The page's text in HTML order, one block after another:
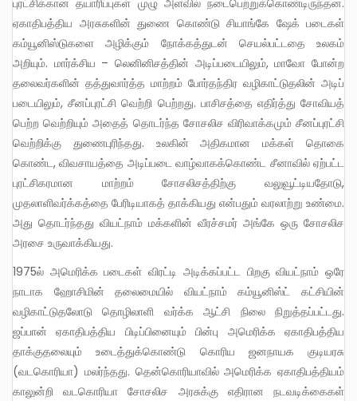
ஏகாதிபத்திய அரசுகளின் துணை கொண்டு சியாங்கே ஷேக் படைகள்
கம்யூனிஸ்டுகளை அழிக்கும் நோக்கத்துடன் செயல்பட்டதை உலகம்
அறியும். மார்க்சிய – லெனினிசத்தின் அடிப்படையிலும், மாவோ போன்ற
தலைவர்களின் தத்துவார்த்த மாற்றம் போர்தந்திர வழிகாட்டுதலின் அடிப்
படையிலும், சீனப்புரட்சி வெற்றி பெற்றது. பாசிசத்தை எதிர்த்து சோவியத்
பெற்ற வெற்றியும் அதைத் தொடர்ந்த சோசலிச விரிவாக்கமும் சீனப்புரட்சி
வெற்றிக்கு துணைபுரிந்தது. உலகின் அதிகமான மக்கள் தொகை
கொண்ட, விவசாயத்தை அடிப்படை வாழ்வாகக்கொண்ட சீனாவில் ஏற்பட்ட
புரட்சிகரமான மாற்றம் சோசலிசத்திற்கு வலுவூட்டியதோடு,
முதலாளிவர்க்கத்தை பேரிடியாகத் தாக்கியது என்பதும் வரலாற்று உண்மை.
அது தொடர்ந்தது வியட்நாம் மக்களின் வீரச்சமர் அங்கே ஒரு சோசலிச
அரசை உருவாக்கியது.
1975ல் அமெரிக்க படைகள் விரட்டி அடிக்கப்பட்ட பிறகு வியட்நாம் ஒரே
நாடாக ஹோசிமின் தலைமையில் வியட்நாம் கம்யூனிஸ்ட் கட்சியின்
வழிகாட்டுதலோடு தொழிலாளி வர்க்க ஆட்சி நிலை நிறுத்தப்பட்டது.
ஜப்பான் ஏகாதிபத்திய பிடிப்பினையும் பின்பு அமெரிக்க ஏகாதிபத்திய
தாக்குதலையும் உடைத்துக்கொண்டு கொரிய ஜனநாயக குடியரசு
(வடகொரியா) மலர்ந்தது. தென்கொரியாவில் அமெரிக்க ஏகாதிபத்தியம்
காலுன்றி வடகொரியா சோசலிச அரசுக்கு எதிரான நடவடிக்கைகள்